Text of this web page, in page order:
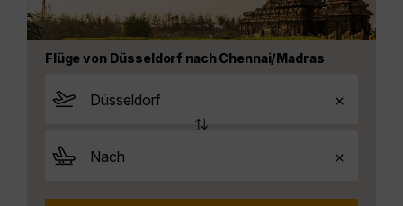
Flüge von Düsseldorf nach Chennai/Madras